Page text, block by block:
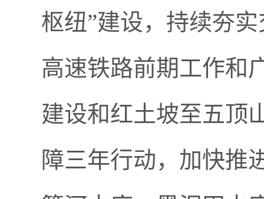
枢纽”建设，持续夯
高速铁路前期工作和
建设和红土坡至五顶
障三年行动，加快推